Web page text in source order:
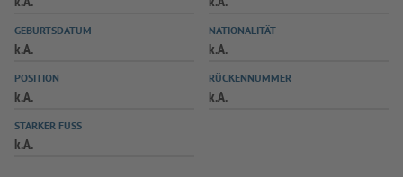
SPIELPLUS
GEBURTSDATUM
k.A.
NATIONALITÄT
k.A.
POSITION
k.A.
RÜCKENNUMMER
k.A.
STARKER FUSS
k.A.